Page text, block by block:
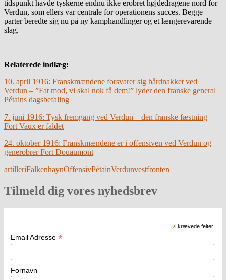
tidspunkt havde tyskerne endnu ikke erobret højdedragene nord for
Verdun, som ellers var centrale for operationens succes. Begge
parter beredte sig nu på ny kamphandlinger og et længerevarende
slag.
Relaterede indlæg:
10. april 1916: Franskmændene forsvarer sig hårdnakket ved
Verdun – ”Fat mod, vi skal nok få dem!” lyder den franske general
Pétains dagsbefaling
7. juni 1916: Tysk fremgang ved Verdun – den franske fæstning
Fort Vaux er faldet
24. oktober 1916: Franskmændene er i offensiven ved Verdun og
generobrer Fort Douaumont
artilleriFalkenhaynOffensivPétainVerdunvestfronten
Tilmeld dig vores nyhedsbrev
* krævede felter
Email Adresse *
Fornavn